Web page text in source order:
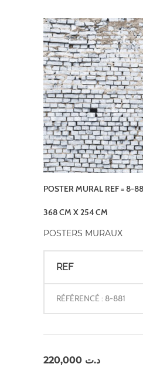
POSTER MURAL REF = 8-
368 CM X 254 CM
POSTERS MURAUX
REF
RÉFÉRENCÉ : 8-881
د.ت